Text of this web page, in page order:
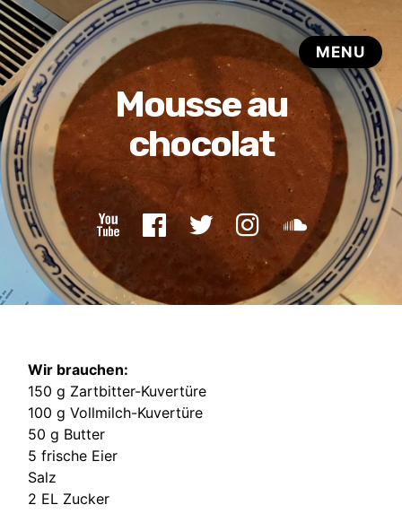
Wir brauchen:
150 g Zartbitter-Kuvertüre
100 g Vollmilch-Kuvertüre
50 g Butter
5 frische Eier
Salz
2 EL Zucker